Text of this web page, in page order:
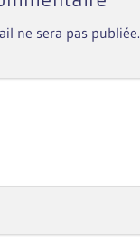
ne sera pas publiée.